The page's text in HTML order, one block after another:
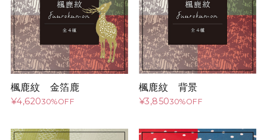
楓鹿紋 金箔鹿
¥4,62030%OFF
楓鹿紋 背景
¥3,85030%OFF